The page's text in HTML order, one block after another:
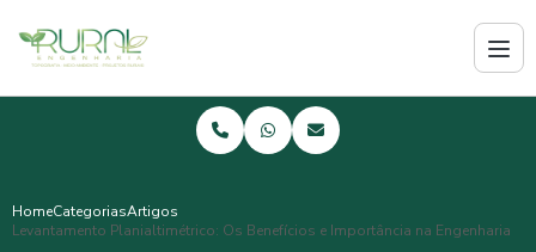
HomeCategoriasArtigos
Levantamento Planialtimétrico: Os Benefícios e Importância na Engenharia